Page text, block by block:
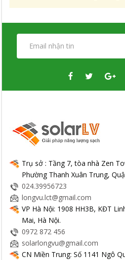
Trụ sở : Tầng 7, tòa nhà Zen
Phường Thanh Xuân Trung,
024.39956723
longvu.lct@gmail.com
VP Hà Nội: 1908 HH3B, KĐT
Mai, Hà Nội.
0972 872 456
solarlongvu@gmail.com
CN Miền Trung: Số 1141 Ngô